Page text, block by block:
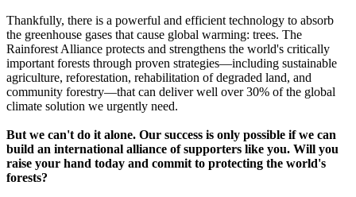
Thankfully, there is a powerful and efficient technology to absorb
the greenhouse gases that cause global warming: trees. The
Rainforest Alliance protects and strengthens the world's critically
important forests through proven strategies—including sustainable
agriculture, reforestation, rehabilitation of degraded land, and
community forestry—that can deliver well over 30% of the global
climate solution we urgently need.
But we can't do it alone. Our success is only possible if we can
build an international alliance of supporters like you. Will you
raise your hand today and commit to protecting the world's
forests?